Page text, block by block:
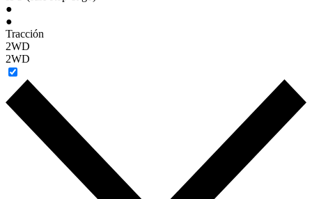
●
●
Tracción
2WD
2WD